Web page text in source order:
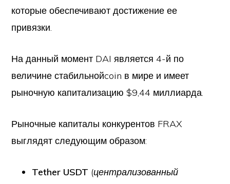
которые обеспечивают достижение ее
привязки.
На данный момент DAI является 4-й по
величине стабильнойcoin в мире и имеет
рыночную капитализацию $9,44 миллиарда.
Рыночные капиталы конкурентов FRAX
выглядят следующим образом:
Tether USDT (централизованный